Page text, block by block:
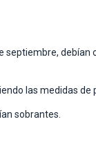
septiembre,
las medidas de
sobrantes.